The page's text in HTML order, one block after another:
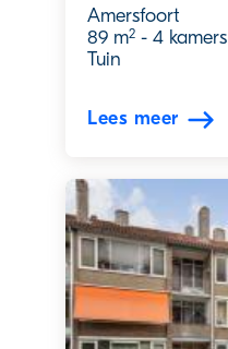
Amersfoort
89 m2 - 4 kamers
Tuin
Lees meer